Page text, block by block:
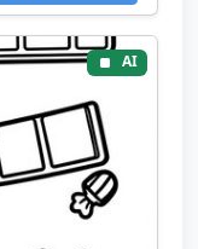
AI